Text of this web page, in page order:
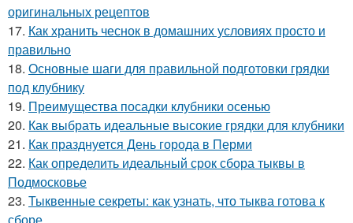
оригинальных рецептов
17. Как хранить чеснок в домашних условиях просто и
правильно
18. Основные шаги для правильной подготовки грядки
под клубнику
19. Преимущества посадки клубники осенью
20. Как выбрать идеальные высокие грядки для клубники
21. Как празднуется День города в Перми
22. Как определить идеальный срок сбора тыквы в
Подмосковье
23. Тыквенные секреты: как узнать, что тыква готова к